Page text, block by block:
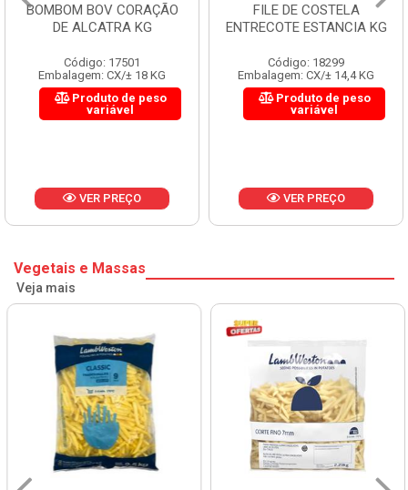
BOMBOM BOV CORAÇÃO
DE ALCATRA KG
Código: 17501
Embalagem: CX/± 18 KG
Produto de peso
variável
VER PREÇO
FILE DE COSTELA
ENTRECOTE ESTANCIA KG
Código: 18299
Embalagem: CX/± 14,4 KG
Produto de peso
variável
VER PREÇO
Vegetais e Massas
Veja mais